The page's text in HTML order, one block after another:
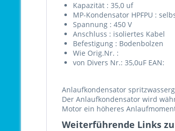
Kapazität : 35,0 uf
MP-Kondensator HPFPU :
Spannung : 450 V
Anschluss : isoliertes Kabel
Befestigung : Bodenbolzen
Wie Orig.Nr. :
von Divers Nr.: 35,0uF EAN:
Anlaufkondensator
Der Anlaufkondensator wird
Motor ein höheres
Weiterführende Links zu